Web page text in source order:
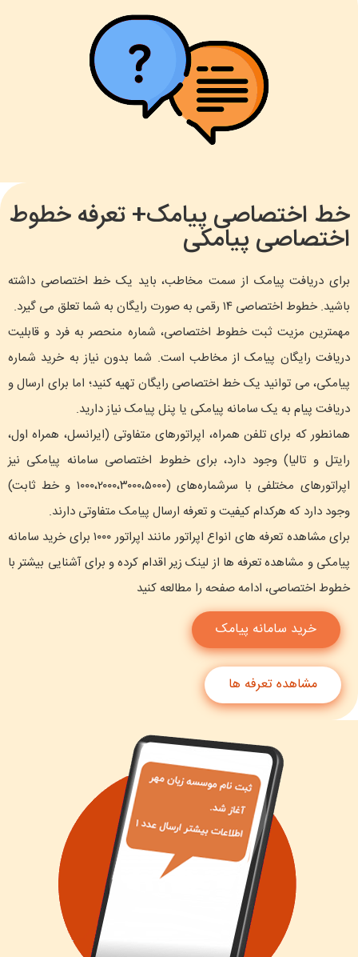
خط اختصاصی پیامک+ تعرفه خطوط
اختصاصی پیامکی
برای دریافت پیامک از سمت مخاطب، باید یک خط اختصاصی داشته
باشید. خطوط اختصاصی ۱۴ رقمی به صورت رایگان به شما تعلق می گیرد.
مهمترین مزیت ثبت خطوط اختصاصی، شماره منحصر به فرد و قابلیت
دریافت رایگان پیامک از مخاطب است. شما بدون نیاز به خرید شماره
پیامکی، می توانید یک خط اختصاصی رایگان تهیه کنید؛ اما برای ارسال و
دریافت پیام به یک سامانه پیامکی یا پنل پیامک نیاز دارید.
همانطور که برای تلفن همراه، اپراتورهای متفاوتی (ایرانسل، همراه اول،
رایتل و تالیا) وجود دارد، برای خطوط اختصاصی سامانه پیامکی نیز
اپراتورهای مختلفی با سرشماره‌های (۱۰۰۰،۲۰۰۰،۳۰۰۰،۵۰۰۰ و خط ثابت)
وجود دارد که هرکدام کیفیت و تعرفه ارسال پیامک متفاوتی دارند.
برای مشاهده تعرفه های انواع اپراتور مانند اپراتور ۱۰۰۰ برای خرید سامانه
پیامکی و مشاهده تعرفه ها از لینک زیر اقدام کرده و برای آشنایی بیشتر با
خطوط اختصاصی، ادامه صفحه را مطالعه کنید
خرید سامانه پیامک
مشاهده تعرفه ها